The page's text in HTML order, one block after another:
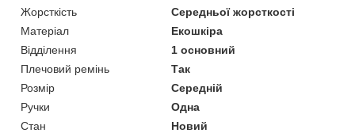
Жорсткість
Середньої жорсткості
Матеріал
Екошкіра
Відділення
1 основний
Плечовий ремінь
Так
Розмір
Середній
Ручки
Одна
Стан
Новий